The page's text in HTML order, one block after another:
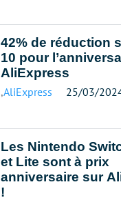
42% de réduction
10 pour
AliExpress
,AliExpress 25/03/
Les Nintendo
et Lite sont à prix
anniversaire sur
!